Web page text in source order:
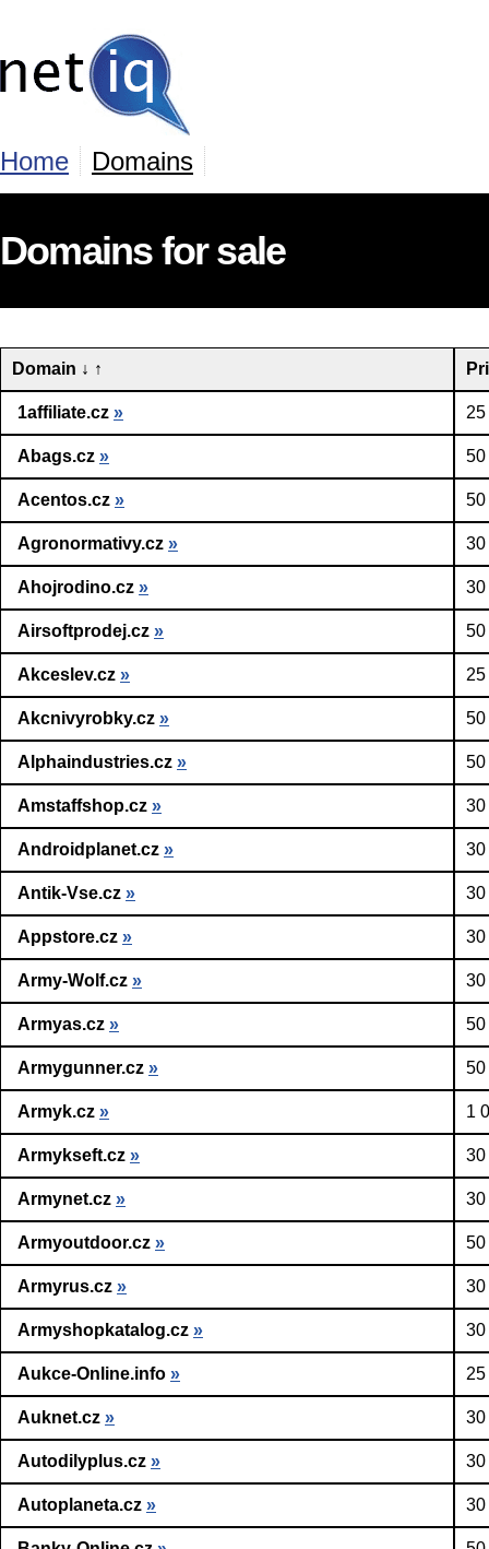
Home Domains
Domains for sale
Domain ↓ ↑
1affiliate.cz »
Abags.cz » 50
Acentos.cz » 50
Agronormativy.cz » 30
Ahojrodino.cz » 30
Airsoftprodej.cz » 50
Akceslev.cz »
Akcnivyrobky.cz » 50
Alphaindustries.cz » 50
Amstaffshop.cz » 30
Androidplanet.cz » 30
Antik-Vse.cz » 30
Appstore.cz » 30
Army-Wolf.cz » 30
Armyas.cz » 50
Armygunner.cz » 50
Armyk.cz » 1
Armykseft.cz » 30
Armynet.cz » 30
Armyoutdoor.cz » 50
Armyrus.cz » 30
Armyshopkatalog.cz » 30
Aukce-Online.info »
Auknet.cz » 30
Autodilyplus.cz » 30
Autoplaneta.cz » 30